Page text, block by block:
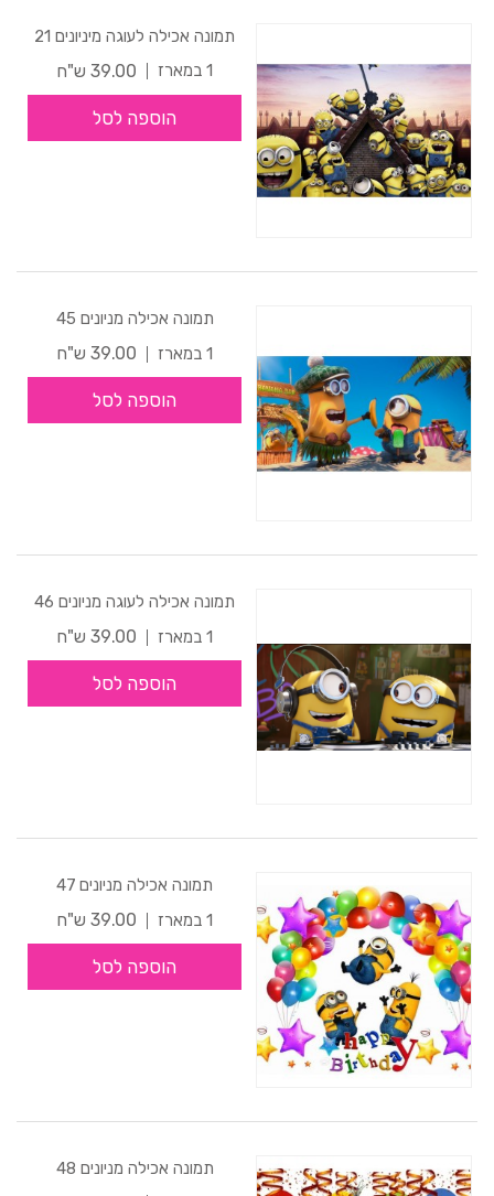
תמונה אכילה לעוגה מיניונים 21
1 במארז
39.00 ש"ח
הוספה לסל
תמונה אכילה מניונים 45
1 במארז
39.00 ש"ח
הוספה לסל
תמונה אכילה לעוגה מניונים 46
1 במארז
39.00 ש"ח
הוספה לסל
תמונה אכילה מניונים 47
1 במארז
39.00 ש"ח
הוספה לסל
תמונה אכילה מניונים 48